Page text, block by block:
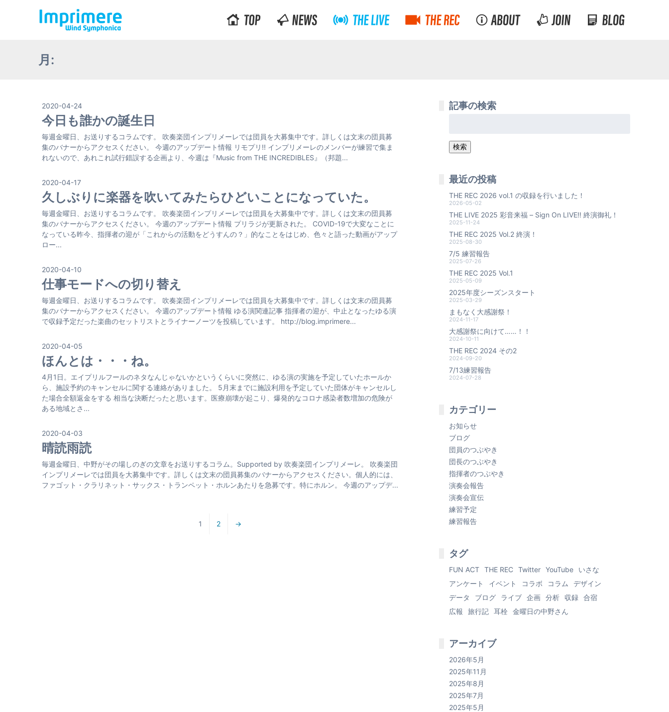
月:
2020-04-24
今日も誰かの誕生日
毎週金曜日、お送りするコラムです。 吹奏楽団インプリメーレでは団員を大募集中です。詳しくは文末の団員募
集のバナーからアクセスください。 今週のアップデート情報 リモプリ!! インプリメーレのメンバーが練習で集ま
れないので、あれこれ試行錯誤する企画より、今週は『Music from THE INCREDIBLES』（邦題...
2020-04-17
久しぶりに楽器を吹いてみたらひどいことになっていた。
毎週金曜日、お送りするコラムです。 吹奏楽団インプリメーレでは団員を大募集中です。詳しくは文末の団員募
集のバナーからアクセスください。 今週のアップデート情報 プリラジが更新された。 COVID-19で大変なことに
なっている昨今、指揮者の迎が「これからの活動をどうすんの？」的なことをはじめ、色々と語った動画がアップ
ロー...
2020-04-10
仕事モードへの切り替え
毎週金曜日、お送りするコラムです。 吹奏楽団インプリメーレでは団員を大募集中です。詳しくは文末の団員募
集のバナーからアクセスください。 今週のアップデート情報 ゆる演関連記事 指揮者の迎が、中止となったゆる演
で収録予定だった楽曲のセットリストとライナーノーツを投稿しています。 http://blog.imprimere...
2020-04-05
ほんとは・・・ね。
4月1日。エイプリルフールのネタなんじゃないかというくらいに突然に、ゆる演の実施を予定していたホールか
ら、施設予約のキャンセルに関する連絡がありました。 5月末までに施設利用を予定していた団体がキャンセルし
た場合全額返金をする 相当な決断だったと思います。医療崩壊が起こり、爆発的なコロナ感染者数増加の危険が
ある地域とさ...
2020-04-03
晴読雨読
毎週金曜日、中野がその場しのぎの文章をお送りするコラム。Supported by 吹奏楽団インプリメーレ。 吹奏楽団
インプリメーレでは団員を大募集中です。詳しくは文末の団員募集のバナーからアクセスください。個人的には、
ファゴット・クラリネット・サックス・トランペット・ホルンあたりを急募です。特にホルン。 今週のアップデ...
1 2 →
記事の検索
検索
最近の投稿
THE REC 2026 vol.1 の収録を行いました！
2026-05-02
THE LIVE 2025 彩音来福 – Sign On LIVE!! 終演御礼！
2025-11-24
THE REC 2025 Vol.2 終演！
2025-08-30
7/5 練習報告
2025-07-26
THE REC 2025 Vol.1
2025-05-09
2025年度シーズンスタート
2025-03-29
まもなく大感謝祭！
2024-11-17
大感謝祭に向けて……！！
2024-10-11
THE REC 2024 その2
2024-09-20
7/13練習報告
2024-07-28
カテゴリー
お知らせ
ブログ
団員のつぶやき
団長のつぶやき
指揮者のつぶやき
演奏会報告
演奏会宣伝
練習予定
練習報告
タグ
FUN ACT THE REC Twitter YouTube
いさな
アンケート
イベント コラボ コラム
デザイン
データ
ブログ ライブ 企画 分析 収録 合宿
広報
旅行記 耳栓 金曜日の中野さん
アーカイブ
2026年5月
2025年11月
2025年8月
2025年7月
2025年5月